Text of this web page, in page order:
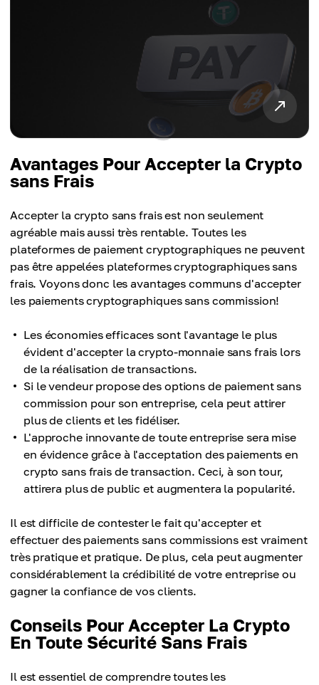
Avantages Pour Accepter la Crypto
sans Frais
Accepter la crypto sans frais est non seulement
agréable mais aussi très rentable. Toutes les
plateformes de paiement cryptographiques ne peuvent
pas être appelées plateformes cryptographiques sans
frais. Voyons donc les avantages communs d'accepter
les paiements cryptographiques sans commission!
Les économies efficaces sont l'avantage le plus
évident d'accepter la crypto-monnaie sans frais lors
de la réalisation de transactions.
Si le vendeur propose des options de paiement sans
commission pour son entreprise, cela peut attirer
plus de clients et les fidéliser.
L'approche innovante de toute entreprise sera mise
en évidence grâce à l'acceptation des paiements en
crypto sans frais de transaction. Ceci, à son tour,
attirera plus de public et augmentera la popularité.
Il est difficile de contester le fait qu'accepter et
effectuer des paiements sans commissions est vraiment
très pratique et pratique. De plus, cela peut augmenter
considérablement la crédibilité de votre entreprise ou
gagner la confiance de vos clients.
Conseils Pour Accepter La Crypto
En Toute Sécurité Sans Frais
Il est essentiel de comprendre toutes les